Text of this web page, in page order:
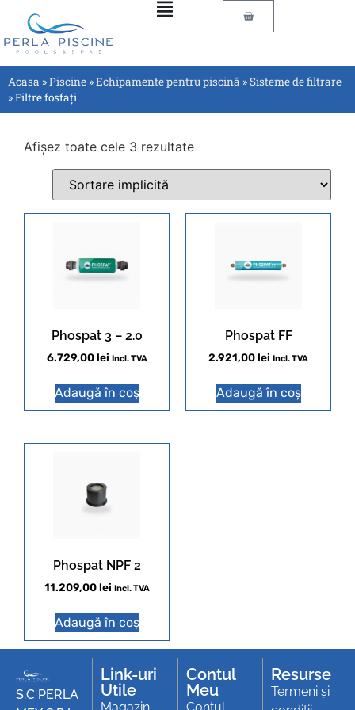
Acasa »Piscine »Echipamente pentru piscină »Sisteme de filtrare
»Filtre fosfați
Afișez toate cele 3 rezultate
Phospat 3 – 2.0
6.729,00lei Incl. TVA
Adaugă în coș
Phospat FF
2.921,00lei Incl. TVA
Adaugă în coș
Phospat NPF 2
11.209,00lei Incl. TVA
Adaugă în coș
S.C PERLA
Link-uri
Utile
Contul
Meu
Resurse
Termeni și